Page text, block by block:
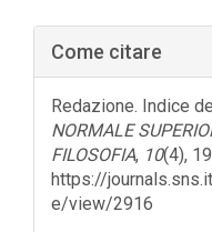
Barra
laterale
dell'articolo
Come citare
Redazione. Indice
NORMALE
FILOSOFIA, 10(4),
https://
e/view/2916